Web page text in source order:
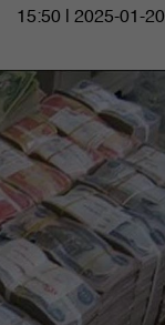
15:50 | 2025-01-20